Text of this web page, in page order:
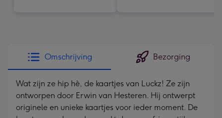
Omschrijving Bezorging
Wat zijn ze hip hè, de kaartjes van Luckz! Ze zijn
ontworpen door Erwin van Hesteren. Hij ontwerpt
originele en unieke kaartjes voor ieder moment. De